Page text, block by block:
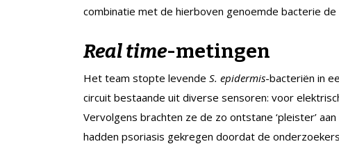
combinatie met de hierboven genoemde bacterie
Real time-metingen
Het team stopte levende S. epidermis-bacteriën in
circuit bestaande uit diverse sensoren: voor
Vervolgens brachten ze de zo ontstane ‘pleister’
hadden psoriasis gekregen doordat de